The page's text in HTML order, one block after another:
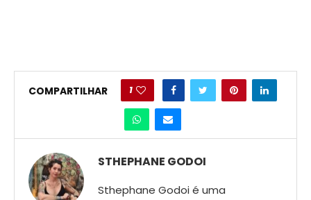
COMPARTILHAR 1
STHEPHANE GODOI
Sthephane Godoi é uma